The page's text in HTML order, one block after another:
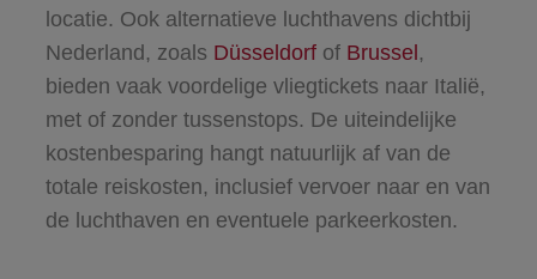
locatie. Ook alternatieve luchthavens dichtbij
Nederland, zoals Düsseldorfof Brussel ,
bieden vaak voordelige vliegtickets naar Italië,
met of zonder tussenstops. De uiteindelijke
kostenbesparing hangt natuurlijk af van de
totale reiskosten, inclusief vervoer naar en van
de luchthaven en eventuele parkeerkosten.